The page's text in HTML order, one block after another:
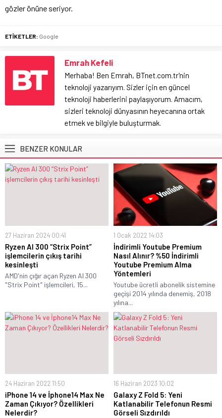
gözler önüne seriyor.
ETİKETLER: Google
Emrah Kefeli
Merhaba! Ben Emrah, BTnet.com.tr'nin
teknoloji yazarıyım. Sizler için en güncel
teknoloji haberlerini paylaşıyorum. Amacım,
sizleri teknoloji dünyasının heyecanına ortak
etmek ve bilgiyle buluşturmak.
BENZER KONULAR
27 Haziran 2024 00:41
Ryzen AI 300 “Strix Point”
işlemcilerin çıkış tarihi
kesinleşti
AMD'nin çığır açan Ryzen AI 300
"Strix Point" işlemcileri, 15...
1 Ocak 2022 14:03
İndirimli Youtube Premium
Nasıl Alınır? %50 İndirimli
Youtube Premium Alma
Yöntemleri
Youtube ücretli abonelik sistemine
geçişi 2014 yılında denemiş, 2018
yılına...
24 Haziran 2022 11:50
iPhone 14 ve İphone14 Max Ne
Zaman Çıkıyor? Özellikleri
Nelerdir?
16 Haziran 2023 10:02
Galaxy Z Fold 5: Yeni
Katlanabilir Telefonun Resmi
Görseli Sızdırıldı